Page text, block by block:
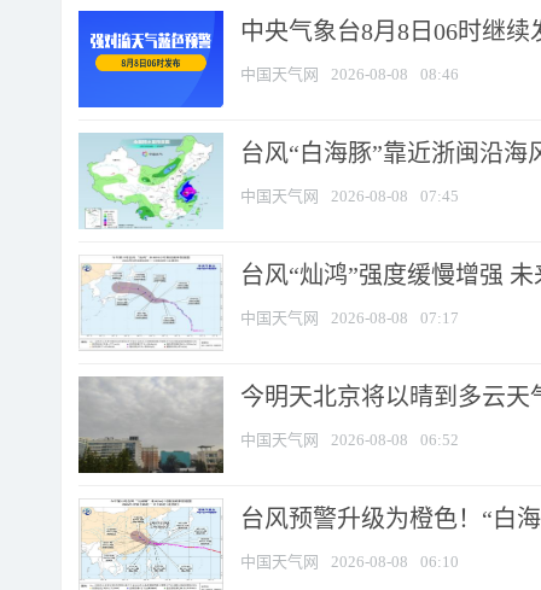
中央气象台8月8日06时继
中国天气网 2026-08-08 08:46
台风“白海豚”靠近浙闽沿
中国天气网 2026-08-08 07:45
台风“灿鸿”强度缓慢增强
中国天气网 2026-08-08 07:17
今明天北京将以晴到多云
中国天气网 2026-08-08 06:52
台风预警升级为橙色！“白
中国天气网 2026-08-08 06:10